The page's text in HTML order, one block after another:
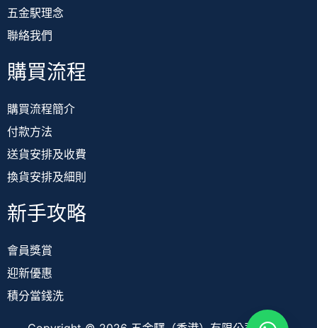
五金駅理念
聯絡我們
購買流程
購買流程簡介
付款方法
送貨安排及收費
換貨安排及細則
新手攻略
會員獎賞
迎新優惠
積分當錢洗